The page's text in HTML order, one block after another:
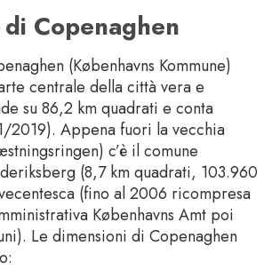
Copenaghen
(Københavns Kommune)
centrale della città vera e
su 86,2 km quadrati e conta
2019). Appena fuori la vecchia
c’è il comune
(8,7 km quadrati, 103.960
(fino al 2006 ricompresa
Københavns Amt poi
Le dimensioni di Copenaghen